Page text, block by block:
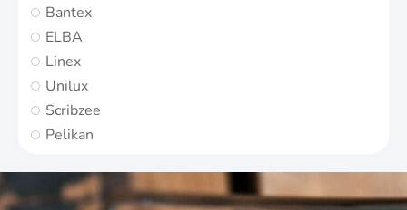
Bantex
ELBA
Linex
Unilux
Scribzee
Pelikan